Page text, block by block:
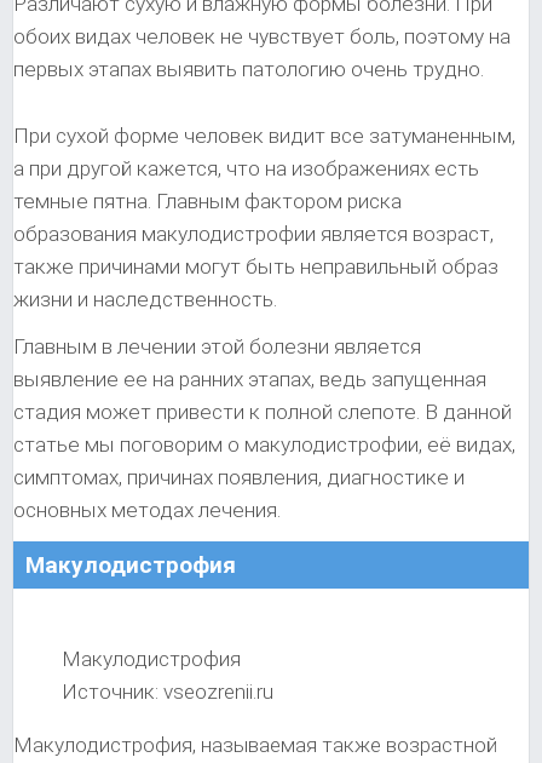
обоих видах человек не чувствует боль, поэтому на
первых этапах выявить патологию очень трудно.
При сухой форме человек видит все затуманенным,
а при другой кажется, что на изображениях есть
темные пятна. Главным фактором риска
образования макулодистрофии является возраст,
также причинами могут быть неправильный образ
жизни и наследственность.
Главным в лечении этой болезни является
выявление ее на ранних этапах, ведь запущенная
стадия может привести к полной слепоте. В данной
статье мы поговорим о макулодистрофии, её видах,
симптомах, причинах появления, диагностике и
основных методах лечения.
Макулодистрофия
Макулодистрофия
Источник: vseozrenii.ru
Макулодистрофия, называемая также возрастной